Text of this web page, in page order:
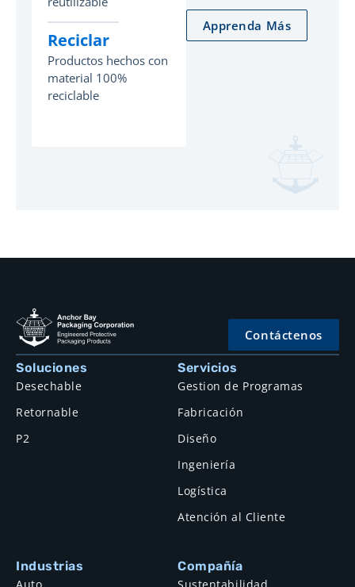
Reciclar
Productos hechos con
material 100%
reciclable
Apprenda Más
Contáctenos
Soluciones
Desechable
Retornable
P2
Servicios
Gestion de Programas
Fabricación
Diseño
Ingeniería
Logística
Atención al Cliente
Industrias
Compañía